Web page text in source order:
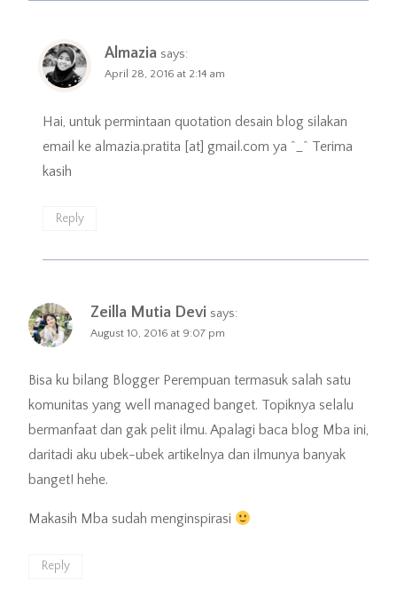
Almazia says:
April 28, 2016 at 2:14 am
Hai, untuk permintaan quotation desain blog silakan
email ke almazia.pratita [at] gmail.com ya ^_^ Terima
kasih
Reply
Zeilla Mutia Devi says:
August 10, 2016 at 9:07 pm
Bisa ku bilang Blogger Perempuan termasuk salah satu
komunitas yang well managed banget. Topiknya selalu
bermanfaat dan gak pelit ilmu. Apalagi baca blog Mba ini,
daritadi aku ubek-ubek artikelnya dan ilmunya banyak
banget! hehe.
Makasih Mba sudah menginspirasi
Reply